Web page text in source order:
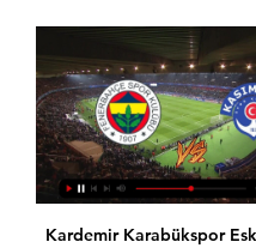
Kardemir Karabükspor